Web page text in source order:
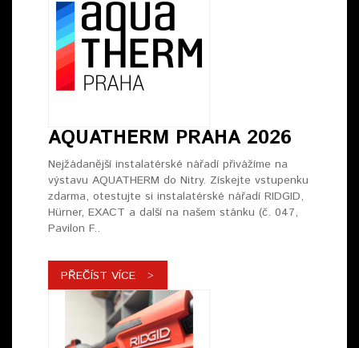
AQUATHERM PRAHA 2026
Nejžádanější instalatérské nářadí přivážíme na
výstavu AQUATHERM do Nitry. Získejte vstupenku
zdarma, otestujte si instalatérské nářadí RIDGID,
Hürner, EXACT a další na našem stánku (č. 047,
Pavilon F..
PŘEČÍST VÍCE